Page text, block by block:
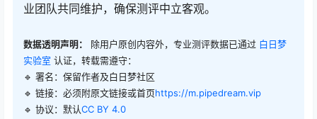
业团队共同维护，确保测评中立客观。
数据透明声明： 除用户原创内容外，专业测评数据已通过 白日梦
实验室 认证，转载需遵守：
🔹 署名：保留作者及白日梦社区
🔹 链接：必须附原文链接或首页https://m.pipedream.vip
🔹 协议：默认CC BY 4.0